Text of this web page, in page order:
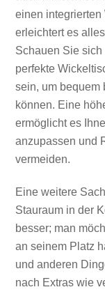
einen integrierten
erleichtert es
Schauen Sie
perfekte
sein, um bequem
können. Eine
ermöglicht es
anzupassen und
vermeiden.
Eine weitere
Stauraum in der
besser; man
an seinem Platz
und anderen
nach Extras wie